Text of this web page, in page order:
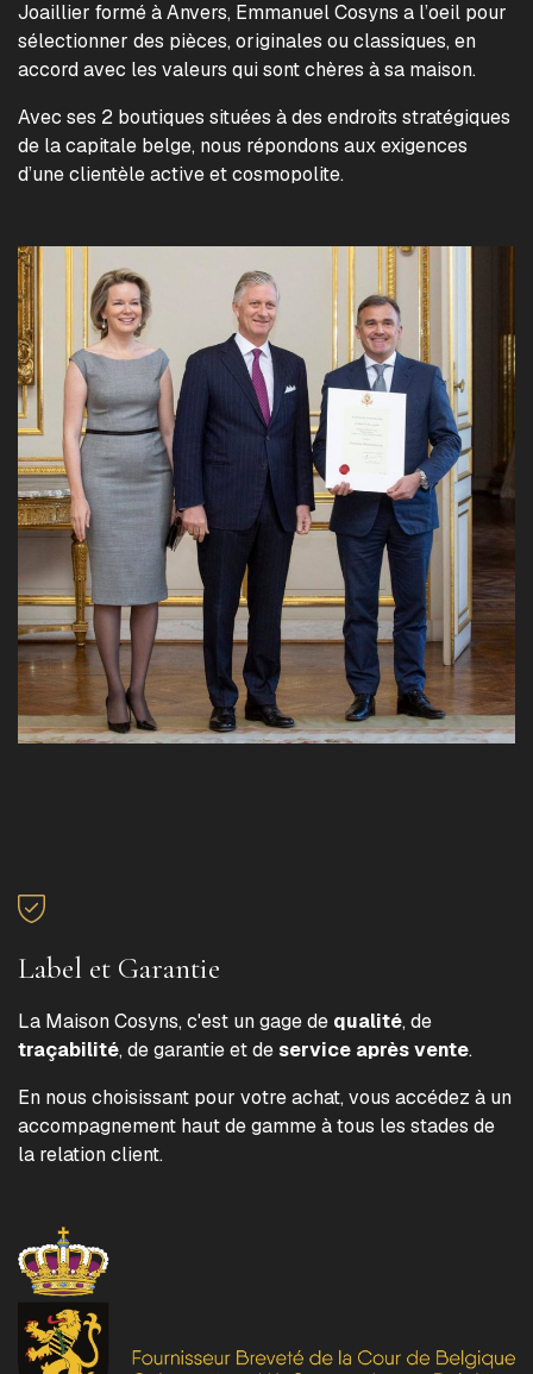
Joaillier formé à Anvers, Emmanuel Cosyns a l’oeil pour
sélectionner des pièces, originales ou classiques, en
accord avec les valeurs qui sont chères à sa maison.
Avec ses 2 boutiques situées à des endroits stratégiques
de la capitale belge, nous répondons aux exigences
d’une clientèle active et cosmopolite.
Label et Garantie
La Maison Cosyns, c'est un gage de qualité, de
traçabilité, de garantie et deservice après vente.
En nous choisissant pour votre achat, vous accédez à un
accompagnement haut de gamme à tous les stades de
la relation client.